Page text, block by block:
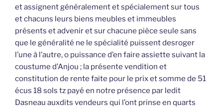
et assignent généralement et spécialement sur tous
et chacuns leurs biens meubles et immeubles
présents et advenir et sur chacune pièce seule sans
que le généralité ne le spécialité puissent desroger
l’une à l’autre, o puissance d’en faire assiette suivant la
coustume d’Anjou ; la présente vendition et
constitution de rente faite pour le prix et somme de 51
écus 18 sols tz payé en notre présence par ledit
Dasneau auxdits vendeurs qui l’ont prinse en quarts